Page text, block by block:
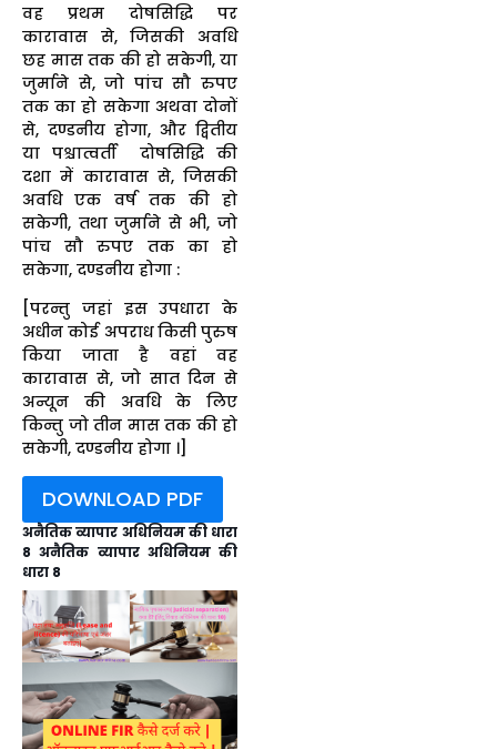
वह प्रथम दोषसिद्धि पर
कारावास से, जिसकी अवधि
छह मास तक की हो सकेगी, या
जुर्माने से, जो पांच सौ रुपए
तक का हो सकेगा अथवा दोनों
से, दण्डनीय होगा, और द्वितीय
या पश्चात्वर्ती दोषसिद्धि की
दशा में कारावास से, जिसकी
अवधि एक वर्ष तक की हो
सकेगी, तथा जुर्माने से भी, जो
पांच सौ रुपए तक का हो
सकेगा, दण्डनीय होगा :
[परन्तु जहां इस उपधारा के
अधीन कोई अपराध किसी पुरुष
किया जाता है वहां वह
कारावास से, जो सात दिन से
अन्यून की अवधि के लिए
किन्तु जो तीन मास तक की हो
सकेगी, दण्डनीय होगा ।]
DOWNLOAD PDF
अनैतिक व्यापार अधिनियम की धारा
8 अनैतिक व्यापार अधिनियम की
धारा 8